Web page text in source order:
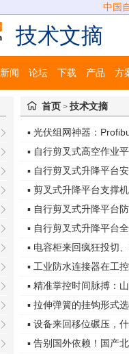
中国
技术文摘
新闻 论坛 下载 产品 方
首页 >技术文摘
▪ 光伏组网神器：
▪ 自行剪叉式高空作业
▪ 自行剪叉式升降平台
▪ 剪叉式升降平台支撑
▪ 自行剪叉式升降平台
▪ 自行剪叉式升降平台
▪ 电容柜来回疯狂投切
▪ 工业防水连接器在工
▪ 精准掌控时间脉搏：
▪ 拉伸弹簧的挂钩形式
▪ 设备来回移位碾压，
▪ 告别国外依赖！国产